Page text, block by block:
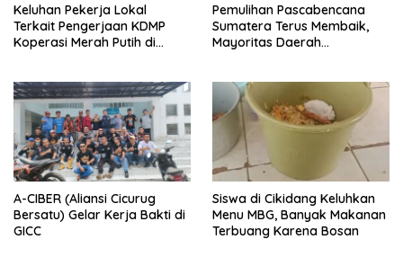
Keluhan Pekerja Lokal
Terkait Pengerjaan KDMP
Koperasi Merah Putih di
Pemulihan Pascabencana
Sumatera Terus Membaik,
Mayoritas Daerah
A-CIBER (Aliansi Cicurug
Bersatu) Gelar Kerja Bakti di
GICC
Siswa di Cikidang Keluhkan
Menu MBG, Banyak Makanan
Terbuang Karena Bosan